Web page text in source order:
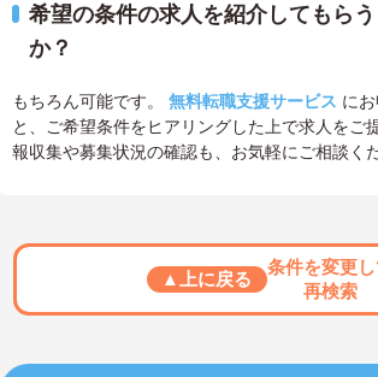
希望の条件の求人を紹介してもら
か？
もちろん可能です。 無料転職支援サービス に
と、ご希望条件をヒアリングした上で求人をご
報収集や募集状況の確認も、お気軽にご相談く
▲上に戻る
条件を変更し
再検索